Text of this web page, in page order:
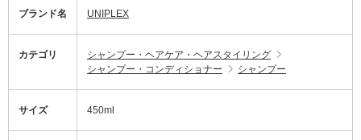
ブランド名 UNIPLEX
カテゴリ
シャンプー・ヘアケア・ヘアスタイリング
シャンプー・コンディショナー
シャンプー
サイズ 450ml